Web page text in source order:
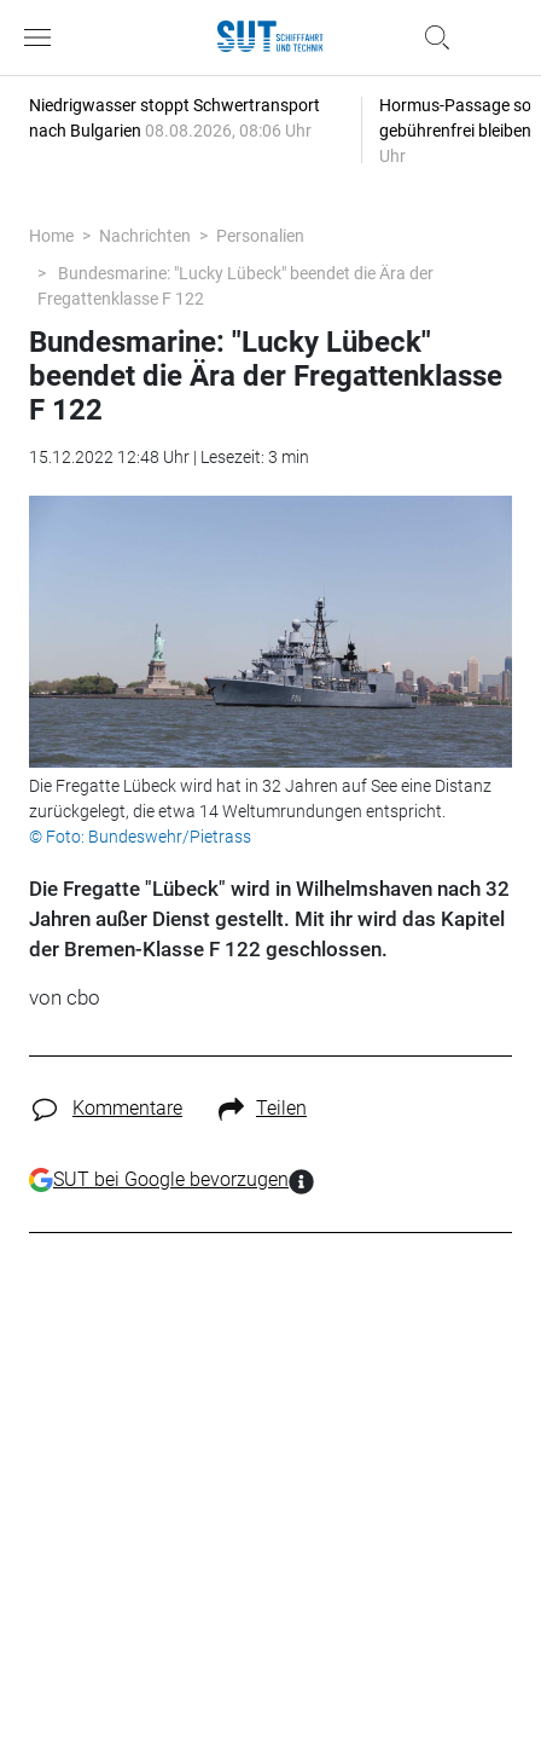
Niedrigwasser stoppt Schwertransport
nach Bulgarien 08.08.2026, 08:06 Uhr
Hormus-Passage
gebührenfrei bleiben
Uhr
Home Nachrichten
Personalien
Bundesmarine: "Lucky Lübeck" beendet die Ära der
Fregattenklasse F 122
Bundesmarine: "Lucky Lübeck"
beendet die Ära der Fregattenklasse
F 122
15.12.2022 12:48 Uhr | Lesezeit: 3 min
Die Fregatte Lübeck wird hat in 32 Jahren auf See eine Distanz
zurückgelegt, die etwa 14 Weltumrundungen entspricht.
© Foto: Bundeswehr/Pietrass
Die Fregatte "Lübeck" wird in Wilhelmshaven nach 32
Jahren außer Dienst gestellt. Mit ihr wird das Kapitel
der Bremen-Klasse F 122 geschlossen.
von cbo
Kommentare Teilen
SUT bei Google bevorzugen